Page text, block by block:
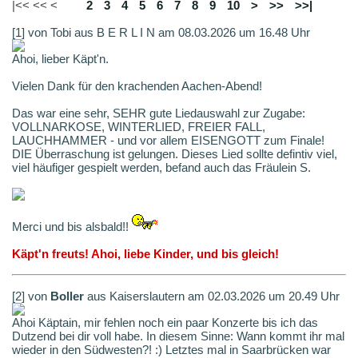
|<< << < 2 3 4 5 6 7 8 9 10 > >>
>>|
[1] von Tobi aus B E R L I N am 08.03.2026 um 16.48 Uhr
Ahoi, lieber Käpt'n.
Vielen Dank für den krachenden Aachen-Abend!
Das war eine sehr, SEHR gute Liedauswahl zur Zugabe:
VOLLNARKOSE, WINTERLIED, FREIER FALL,
LAUCHHAMMER - und vor allem EISENGOTT zum Finale!
DIE Überraschung ist gelungen. Dieses Lied sollte defintiv viel,
viel häufiger gespielt werden, befand auch das Fräulein S.
Merci und bis alsbald!!
Käpt'n freuts! Ahoi, liebe Kinder, und bis gleich!
[2] von Boller aus Kaiserslautern am 02.03.2026 um 20.49 Uhr
Ahoi Käptain, mir fehlen noch ein paar Konzerte bis ich das
Dutzend bei dir voll habe. In diesem Sinne: Wann kommt ihr mal
wieder in den Südwesten?! :) Letztes mal in Saarbrücken war